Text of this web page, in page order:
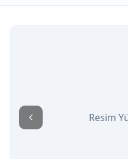
Resim